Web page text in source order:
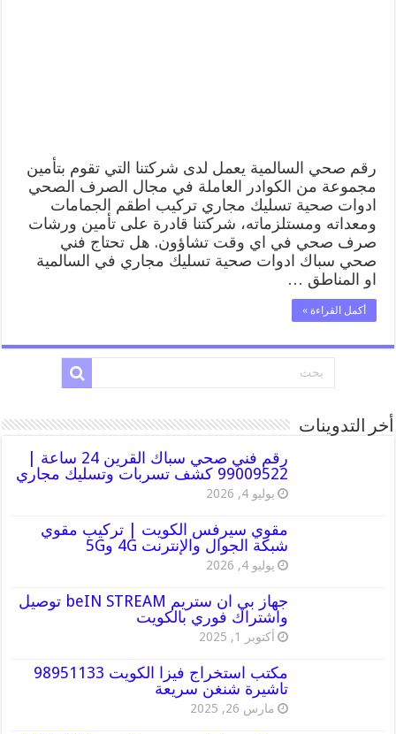
رقم صحي السالمية يعمل لدى شركتنا التي تقوم بتأمين
مجموعة من الكوادر العاملة في مجال الصرف الصحي
ادوات صحية تسليك مجاري تركيب اطقم الجمامات
ومعداته ومستلزماته، شركتنا قادرة على تأمين ورشات
صرف صحي في اي وقت تشاؤون. هل تحتاج فني
صحي سباك ادوات صحية تسليك مجاري في السالمية
او المناطق …
أكمل القراءة »
أخر التدوينات
رقم فني صحي سباك القرين 24 ساعة |
99009522 كشف تسربات وتسليك مجاري
يوليو 4, 2026
مقوي سيرفس الكويت | تركيب مقوي
شبكة الجوال والإنترنت 4G و5G
يوليو 4, 2026
جهاز بي ان ستريم beIN STREAM توصيل
واشتراك فوري بالكويت
أكتوبر 1, 2025
مكتب استخراج فيزا الكويت 98951133
تاشيرة شنغن سريعة
مارس 26, 2025